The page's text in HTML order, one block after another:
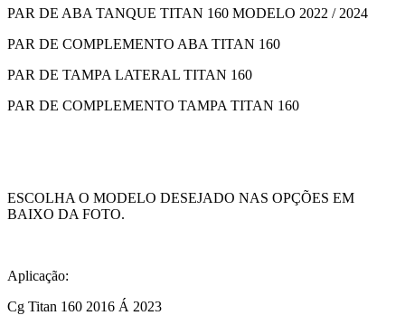
PAR DE ABA TANQUE TITAN 160 MODELO 2022 / 2024
PAR DE COMPLEMENTO ABA TITAN 160
PAR DE TAMPA LATERAL TITAN 160
PAR DE COMPLEMENTO TAMPA TITAN 160
ESCOLHA O MODELO DESEJADO NAS OPÇÕES EM
BAIXO DA FOTO.
Aplicação:
Cg Titan 160 2016 Á 2023